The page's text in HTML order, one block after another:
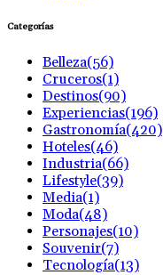
Categorías
Belleza(56)
Cruceros(1)
Destinos(90)
Experiencias(196)
Gastronomía(420)
Hoteles(46)
Industria(66)
Lifestyle(39)
Media(1)
Moda(48)
Personajes(10)
Souvenir(7)
Tecnología(13)